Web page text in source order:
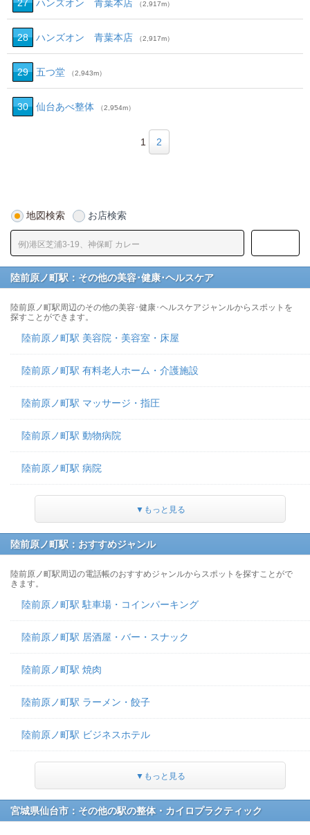
27 ハンズオン 青葉本店 （2,917m）
28 ハンズオン 青葉本店 （2,917m）
29 五つ堂 （2,943m）
30 仙台あべ整体 （2,954m）
1 2
地図検索 お店検索
陸前原ノ町駅：その他の美容･健康･ヘルスケア
陸前原ノ町駅周辺のその他の美容･健康･ヘルスケアジャンルからスポットを
探すことができます。
陸前原ノ町駅 美容院・美容室・床屋
陸前原ノ町駅 有料老人ホーム・介護施設
陸前原ノ町駅 マッサージ・指圧
陸前原ノ町駅 動物病院
陸前原ノ町駅 病院
▼もっと見る
陸前原ノ町駅：おすすめジャンル
陸前原ノ町駅周辺の電話帳のおすすめジャンルからスポットを探すことがで
きます。
陸前原ノ町駅 駐車場・コインパーキング
陸前原ノ町駅 居酒屋・バー・スナック
陸前原ノ町駅 焼肉
陸前原ノ町駅 ラーメン・餃子
陸前原ノ町駅 ビジネスホテル
▼もっと見る
宮城県仙台市：その他の駅の整体・カイロプラクティック